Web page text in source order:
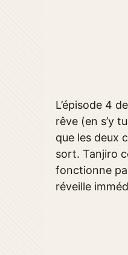
L’épisode 4
rêve (en s’y
que les deux
sort. Tanjiro
fonctionne
réveille